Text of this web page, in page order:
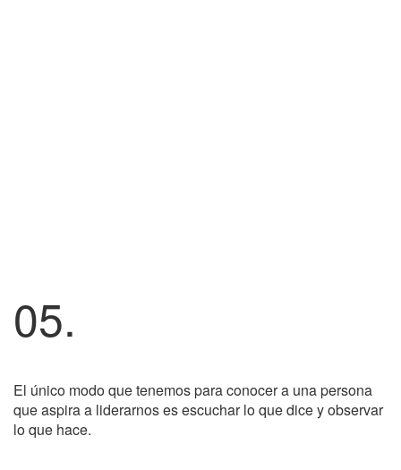
05.
El único modo que tenemos para conocer a una persona
que aspira a liderarnos es escuchar lo que dice y observar
lo que hace.